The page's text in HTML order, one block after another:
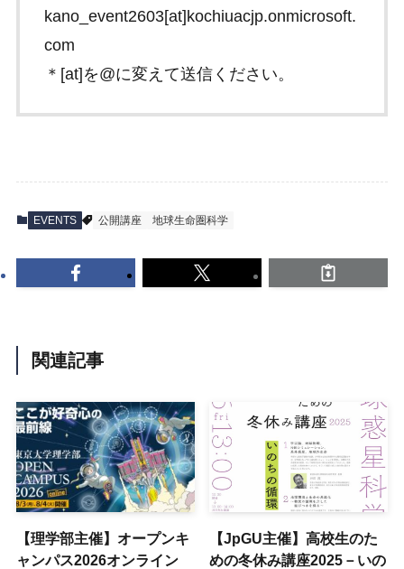
kano_event2603[at]kochiuacjp.onmicrosoft.
com
＊[at]を@に変えて送信ください。
EVENTS 公開講座 地球生命圏科学
関連記事
【理学部主催】オープンキ
ャンパス2026オンライン
【JpGU主催】高校生のた
めの冬休み講座2025－いの